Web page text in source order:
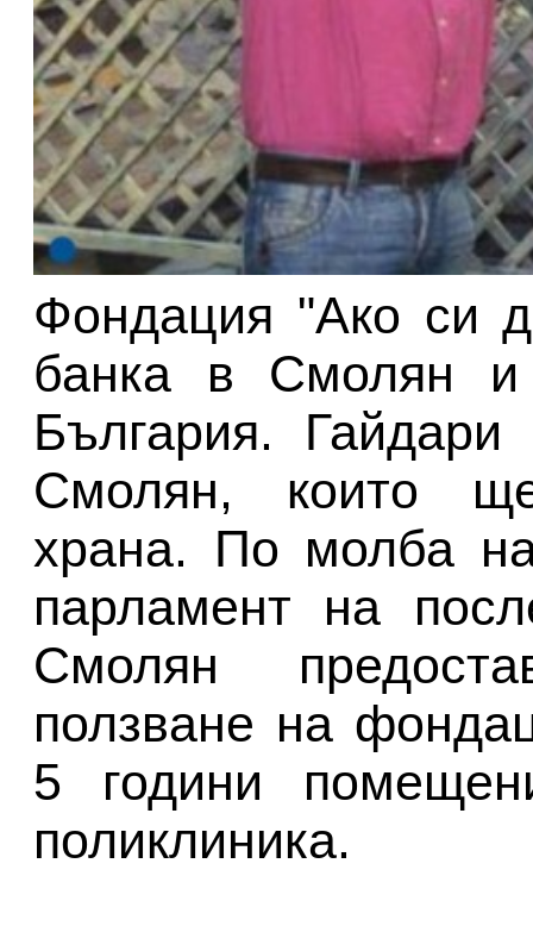
Фондация "Ако си
банка в Смолян
България.
Смолян, които
храна. По молба
парламент на
Смолян
ползване на
5 години
поликлиника.